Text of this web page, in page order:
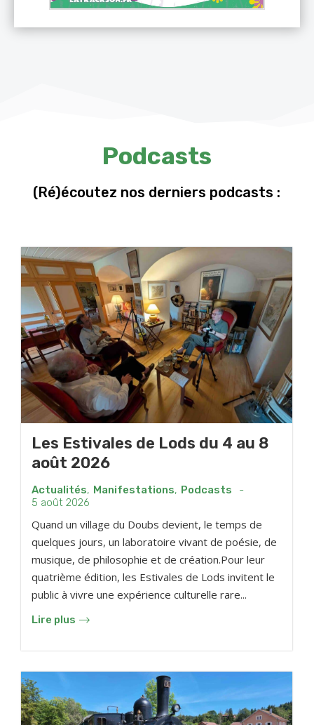
Podcasts
(Ré)écoutez nos derniers podcasts :
Les Estivales de Lods du 4 au 8
août 2026
Actualités, Manifestations, Podcasts
-
5 août 2026
Quand un village du Doubs devient, le temps de
quelques jours, un laboratoire vivant de poésie, de
musique, de philosophie et de création.Pour leur
quatrième édition, les Estivales de Lods invitent le
public à vivre une expérience culturelle rare...
Lire plus